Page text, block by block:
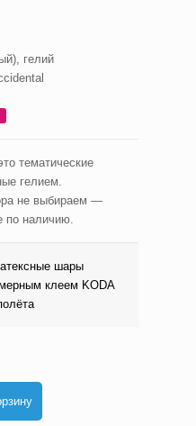
гелий
тематические
гелием.
не выбираем —
по наличию.
шары
клеем KODA